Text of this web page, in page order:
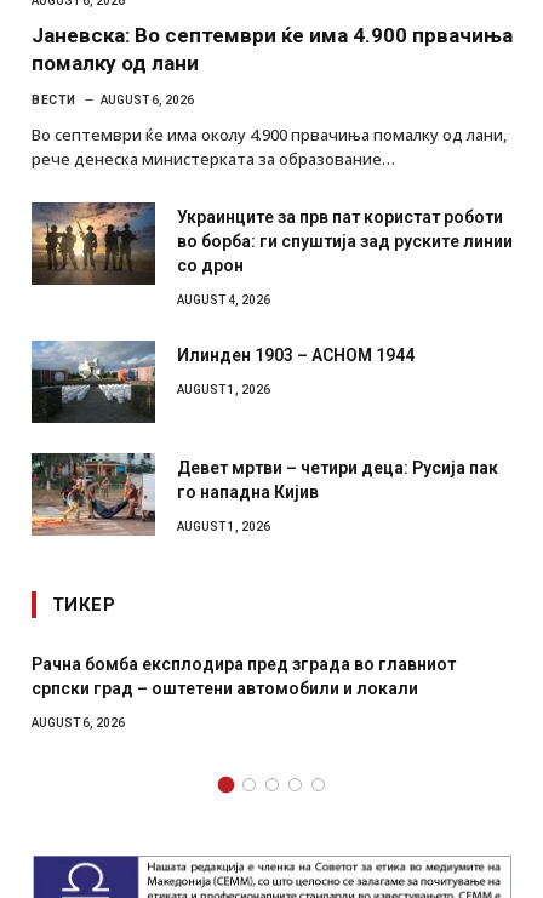
Јаневска: Во септември ќе има 4.900 првачиња
помалку од лани
ВЕСТИ AUGUST 6, 2026
Во септември ќе има околу 4.900 првачиња помалку од лани,
рече денеска министерката за образование…
Украинците за прв пат користат роботи
во борба: ги спуштија зад руските линии
со дрон
AUGUST 4, 2026
Илинден 1903 – АСНОМ 1944
AUGUST 1, 2026
Девет мртви – четири деца: Русија пак
го нападна Кијив
AUGUST 1, 2026
ТИКЕР
Рачна бомба експлодира пред зграда во главниот
српски град – оштетени автомобили и локали
AUGUST 6, 2026